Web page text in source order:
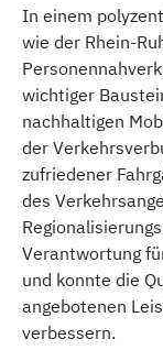
In einem
wie der Rhein-
wichtiger
nachhaltigen
der
zufriedener
des
Verantwortung
und konnte die
angebotenen
verbessern.